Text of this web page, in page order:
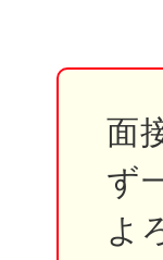
面
ず
よ